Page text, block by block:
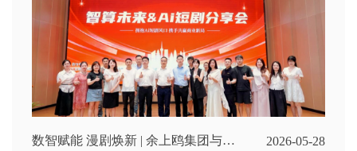
数智赋能 漫剧焕新 | 余上鸥集团与
2026-05-28